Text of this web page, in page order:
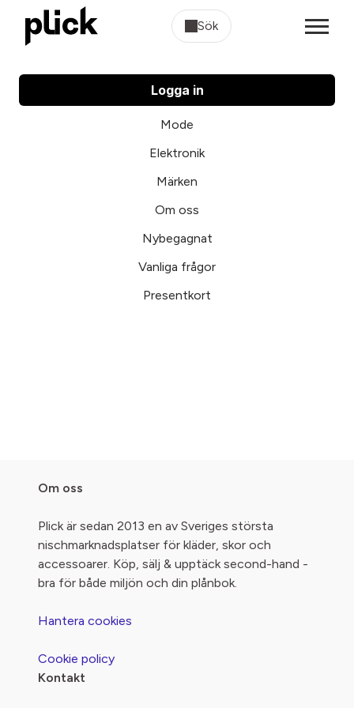
Sök
Logga in
Mode
Elektronik
Märken
Om oss
Nybegagnat
Vanliga frågor
Presentkort
Om oss
Plick är sedan 2013 en av Sveriges största
nischmarknadsplatser för kläder, skor och
accessoarer. Köp, sälj & upptäck second-hand -
bra för både miljön och din plånbok.
Hantera cookies
Cookie policy
Kontakt